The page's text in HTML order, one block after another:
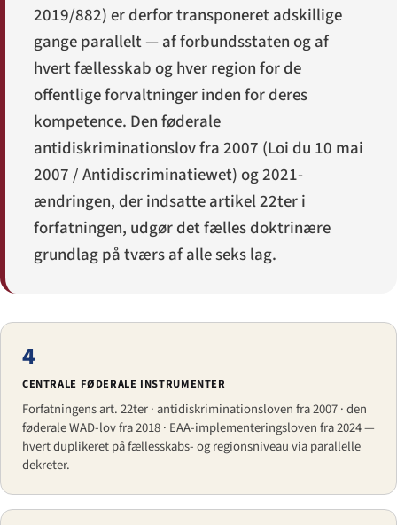
2019/882) er derfor transponeret adskillige
gange parallelt — af forbundsstaten og af
hvert fællesskab og hver region for de
offentlige forvaltninger inden for deres
kompetence. Den føderale
antidiskriminationslov fra 2007 (Loi du 10 mai
2007/Antidiscriminatiewet) og 2021-
ændringen, der indsatte artikel 22ter i
forfatningen, udgør det fælles doktrinære
grundlag på tværs af alle seks lag.
4
CENTRALE FØDERALE INSTRUMENTER
Forfatningens art. 22ter · antidiskriminationsloven fra 2007 · den
føderale WAD-lov fra 2018 · EAA-implementeringsloven fra 2024 —
hvert duplikeret på fællesskabs- og regionsniveau via parallelle
dekreter.